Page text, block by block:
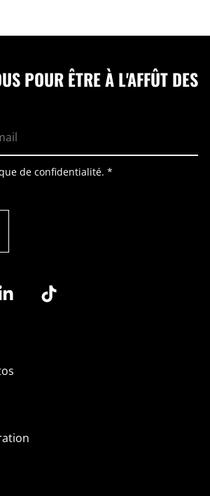
POUR ÊTRE À L'AFFÛT DES
de confidentialité. *